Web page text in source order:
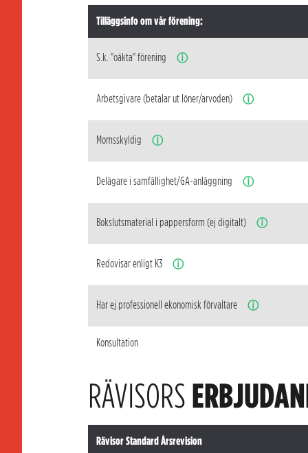
Tilläggsinfo om vår förening:
S.k. "oäkta" förening ⓘ
Arbetsgivare (betalar ut löner/arvoden) ⓘ
Momsskyldig ⓘ
Delägare i samfällighet/GA-anläggning ⓘ
Bokslutsmaterial i pappersform (ej digitalt) ⓘ
Redovisar enligt K3 ⓘ
Har ej professionell ekonomisk förvaltare ⓘ
Konsultation
RÄVISORS
Rävisor Standard Årsrevision